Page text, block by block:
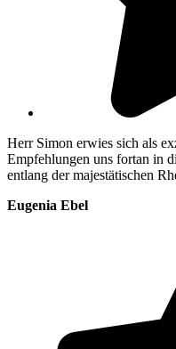
Herr Simon erwies sich als
Empfehlungen uns fortan in
entlang der majestätischen
Eugenia Ebel